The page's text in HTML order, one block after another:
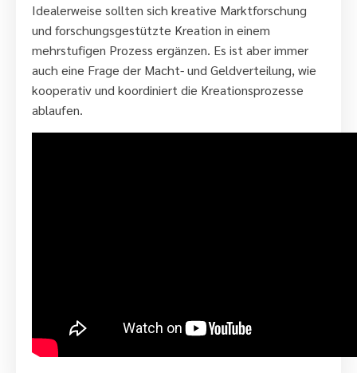
Idealerweise sollten sich kreative Marktforschung
und forschungsgestützte Kreation in einem
mehrstufigen Prozess ergänzen. Es ist aber immer
auch eine Frage der Macht- und Geldverteilung, wie
kooperativ und koordiniert die Kreationsprozesse
ablaufen.